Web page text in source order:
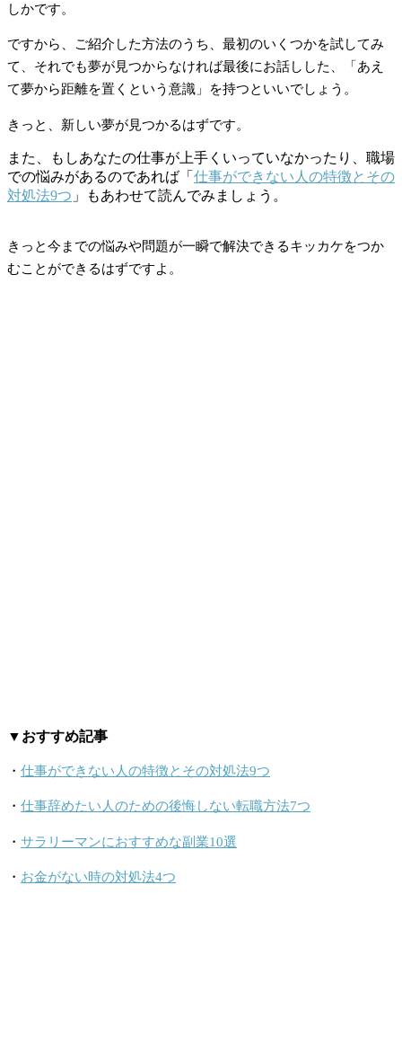
しかです。
ですから、ご紹介した方法のうち、最初のいくつかを試してみ
て、それでも夢が見つからなければ最後にお話しした、「あえ
て夢から距離を置くという意識」を持つといいでしょう。
きっと、新しい夢が見つかるはずです。
また、もしあなたの仕事が上手くいっていなかったり、職場
での悩みがあるのであれば「 仕事ができない人の特徴とその
対処法9つ 」もあわせて読んでみましょう。
きっと今までの悩みや問題が一瞬で解決できるキッカケをつか
むことができるはずですよ。
▼おすすめ記事
・ 仕事ができない人の特徴とその対処法9つ
・ 仕事辞めたい人のための後悔しない転職方法7つ
・ サラリーマンにおすすめな副業10選
・ お金がない時の対処法4つ